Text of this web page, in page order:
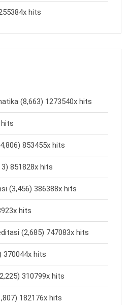
hits
(8,663) 1273540x hits
hits
853455x hits
851828x hits
(3,456) 386388x hits
hits
(2,685) 747083x hits
370044x hits
310799x hits
182176x hits